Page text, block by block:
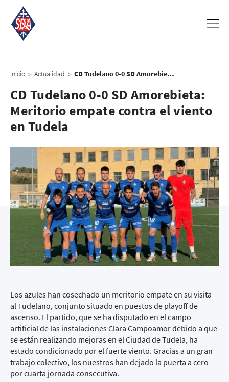
Inicio > Actualidad > CD Tudelano 0-0 SD Amorebieta: Meritorio empate contra el viento en Tudela
CD Tudelano 0-0 SD Amorebieta:
Meritorio empate contra el viento
en Tudela
Los azules han cosechado un meritorio empate en su visita
al Tudelano, conjunto situado en puestos de playoff de
ascenso. El partido, que se ha disputado en el campo
artificial de las instalaciones Clara Campoamor debido a que
se están realizando mejoras en el Ciudad de Tudela, ha
estado condicionado por el fuerte viento. Gracias a un gran
trabajo colectivo, los nuestros han dejado la puerta a cero
por cuarta jornada consecutiva.